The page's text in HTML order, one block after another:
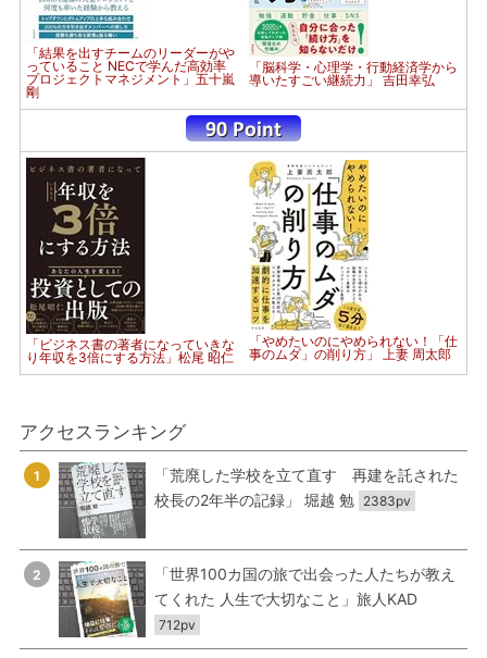
「結果を出すチームのリーダーがや
っていること NECで学んだ高効率
プロジェクトマネジメント」五十嵐
剛
「脳科学・心理学・行動経済学から
導いたすごい継続力」 吉田幸弘
「ビジネス書の著者になっていきな
り年収を3倍にする方法」松尾 昭仁
「やめたいのにやめられない！「仕
事のムダ」の削り方」 上妻 周太郎
アクセスランキング
1
「荒廃した学校を立て直す 再建を託された
校長の2年半の記録」 堀越 勉 2383pv
2
「世界100カ国の旅で出会った人たちが教え
てくれた 人生で大切なこと」旅人KAD
712pv